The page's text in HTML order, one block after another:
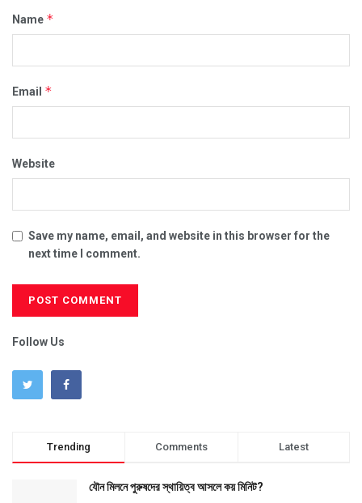
Name *
Email *
Website
Save my name, email, and website in this browser for the
next time I comment.
Follow Us
Trending Comments Latest
যৌন মিলনে পুরুষদের স্থায়িত্ব আসলে কয় মিনিট?